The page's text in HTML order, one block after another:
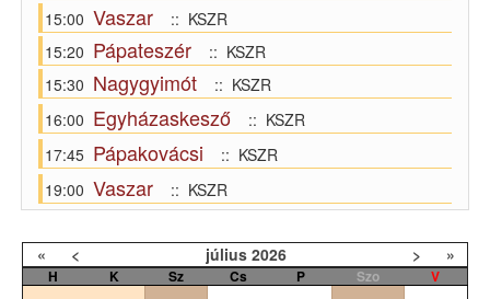
15:00 Vaszar
:: KSZR
15:20 Pápateszér
:: KSZR
15:30 Nagygyimót
:: KSZR
16:00 Egyházaskesző
:: KSZR
17:45 Pápakovácsi
:: KSZR
19:00 Vaszar :: KSZR
« < július 2026 > »
H K Sz Cs P Szo
V